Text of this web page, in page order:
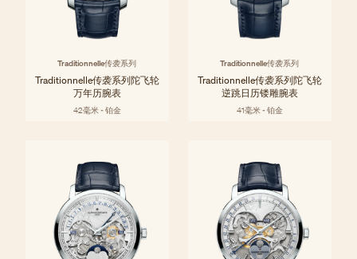
Traditionnelle传袭系列
Traditionnelle传袭系列陀飞轮
万年历腕表
42毫米 - 铂金
Traditionnelle传袭系列
Traditionnelle传袭系列陀飞轮
逆跳日历镂雕腕表
41毫米 - 铂金